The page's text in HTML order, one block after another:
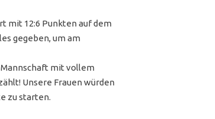
mit 12:6 Punkten auf dem
gegeben, um am
Mannschaft mit vollem
Unsere Frauen würden
zu starten.